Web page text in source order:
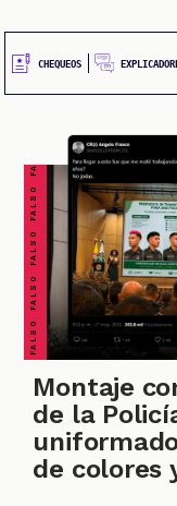
CHEQUEOS
FALSO FALSO FALSO FALSO FALSO FALSO FALSO
Montaje
de la
de colores